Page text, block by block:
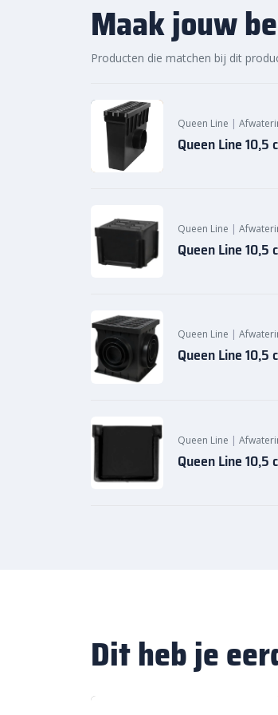
oplossing voor jouw project.
snelle levering bij
Maak jouw
Producten die matchen bij dit
Queen Line |
Queen Line 10,5
Queen Line |
Queen Line
Queen Line |
Queen Line
Queen Line |
Queen Line 10,5
Dit heb je